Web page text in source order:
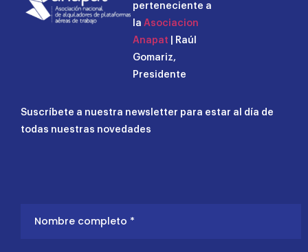
perteneciente a
la Asociacion
Anapat | Raúl
Gomariz,
Presidente
Suscríbete a nuestra newsletter para estar al día de
todas nuestras novedades